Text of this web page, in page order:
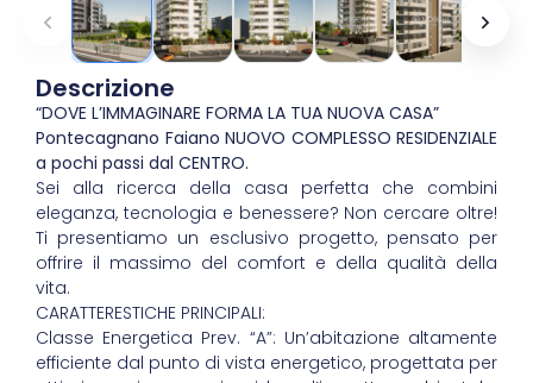
Descrizione
“DOVE L’IMMAGINARE FORMA LA TUA NUOVA CASA”
Pontecagnano Faiano NUOVO COMPLESSO RESIDENZIALE
a pochi passi dal CENTRO.
Sei alla ricerca della casa perfetta che combini
eleganza, tecnologia e benessere? Non cercare oltre!
Ti presentiamo un esclusivo progetto, pensato per
offrire il massimo del comfort e della qualità della
vita.
CARATTERESTICHE PRINCIPALI:
Classe Energetica Prev. “A”: Un’abitazione altamente
efficiente dal punto di vista energetico, progettata per